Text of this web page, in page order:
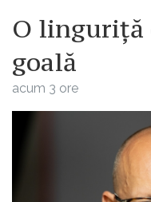
O linguriță
goală
acum 3 ore